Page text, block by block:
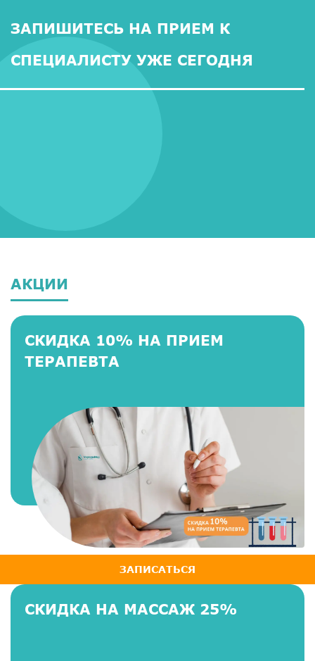
ЗАПИШИТЕСЬ НА ПРИЕМ К
СПЕЦИАЛИСТУ УЖЕ СЕГОДНЯ
АКЦИИ
СКИДКА 10% НА ПРИЕМ
ТЕРАПЕВТА
ЗАПИСАТЬСЯ
СКИДКА НА МАССАЖ 25%